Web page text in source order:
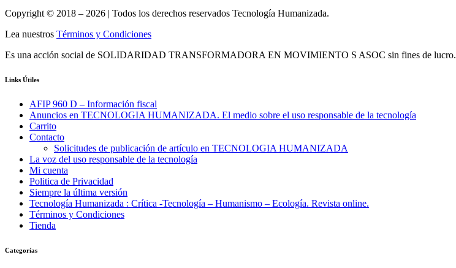
Copyright © 2018 – 2026 | Todos los derechos reservados Tecnología Humanizada.
Lea nuestros Términos y Condiciones
Es una acción social de SOLIDARIDAD TRANSFORMADORA EN MOVIMIENTO S ASOC sin fines de lucro.
Links Útiles
AFIP 960 D – Información fiscal
Anuncios en TECNOLOGIA HUMANIZADA. El medio sobre el uso responsable de la tecnología
Carrito
Contacto
Solicitudes de publicación de artículo en TECNOLOGIA HUMANIZADA
La voz del uso responsable de la tecnología
Mi cuenta
Politica de Privacidad
Siempre la última versión
Tecnología Humanizada : Crítica -Tecnología – Humanismo – Ecología. Revista online.
Términos y Condiciones
Tienda
Categorías